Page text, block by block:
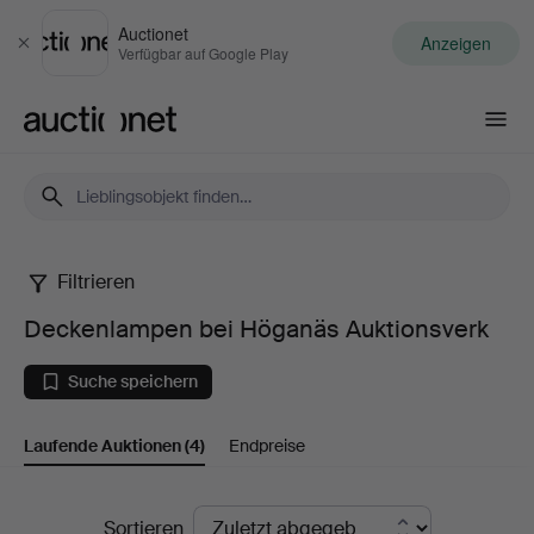
Schließen
Auctionet
Verfügbar auf Google Play Anzeigen
Deckenlampen
bei
Höganäs
Auktionsverk
Filtrieren
Deckenlampen bei Höganäs Auktionsverk
Suche speichern
Laufende Auktionen(4) Endpreise
LaufendeSortieren